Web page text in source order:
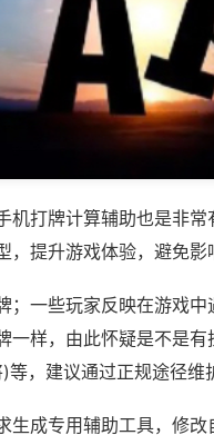
机打牌计算辅助也是非
提升游戏体验，避免影
；一些玩家反映在游戏
一样，由此怀疑是不是
，建议通过正规途径维
生成专用辅助工具，修